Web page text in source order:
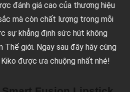
đánh giá cao của thương hiệu
mà còn chất lượng trong mỗi
sự khẳng định sức hút không
giới. Ngay sau đây hãy cùng
được ưa chuộng nhất nhé!